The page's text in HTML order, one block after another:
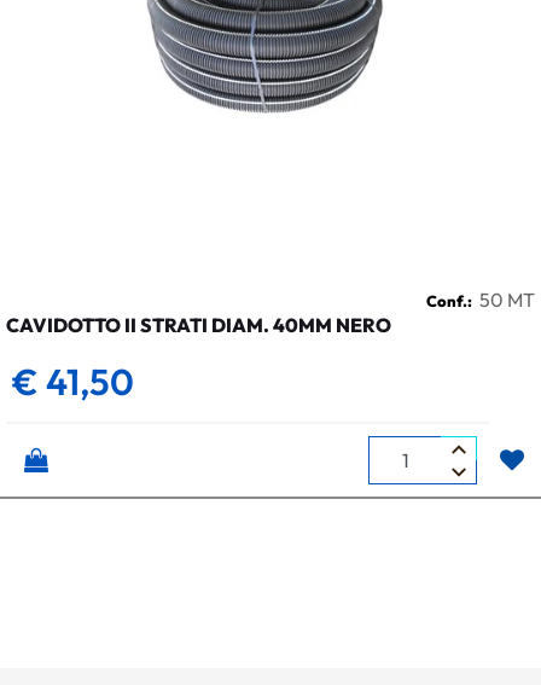
Conf.: 50 MT
CAVIDOTTO II STRATI DIAM. 40MM NERO
€ 41,50
Quantità